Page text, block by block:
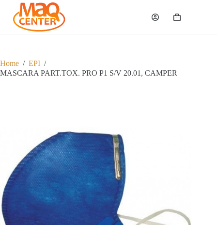
u
a
r
Carrinho
Home / EPI /
MASCARA PART.TOX. PRO P1 S/V 20.01, CAMPER